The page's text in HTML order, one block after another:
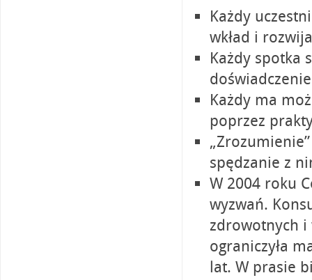
Każdy
wkład i
Każdy spotka
Każdy ma
poprzez
spędzanie z
W 2004 roku
wyzwań.
zdrowotnych i
ograniczyła
lat. W prasie